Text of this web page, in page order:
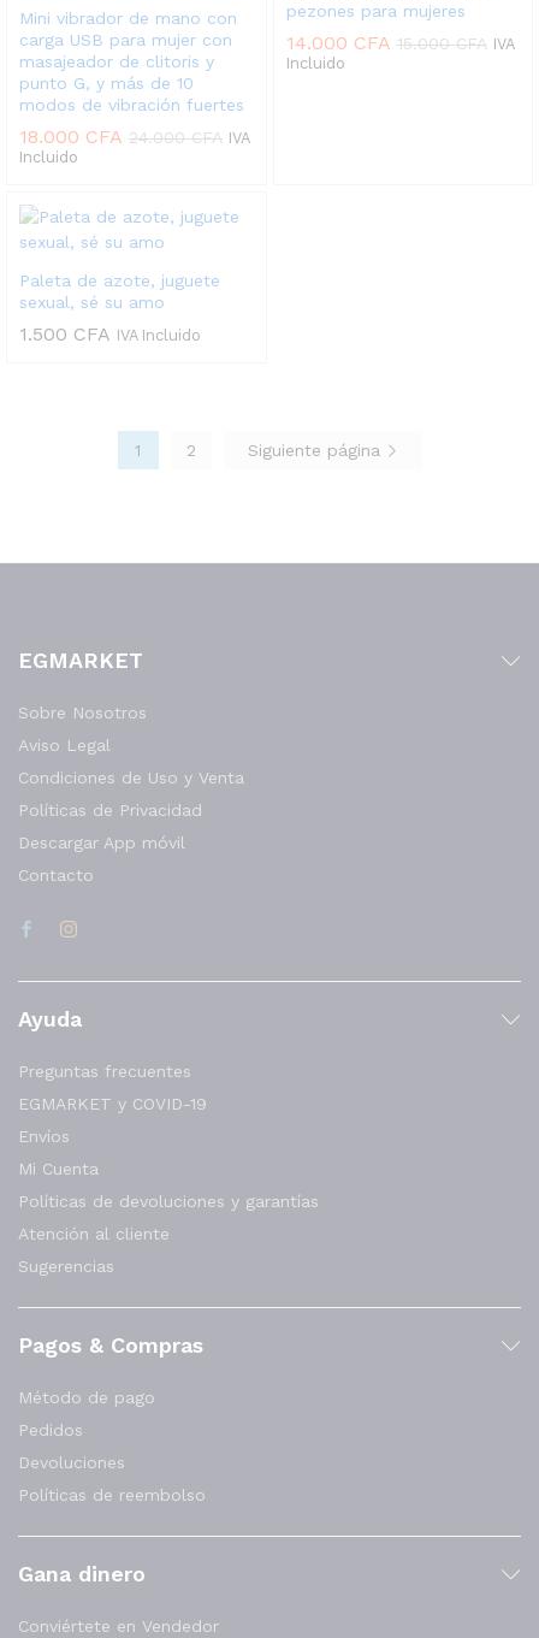
Mini vibrador de mano con
carga USB para mujer con
masajeador de clitoris y
punto G, y más de 10
modos de vibración fuertes
18.000 CFA 24.000CFA IVA
Incluido
pezones para mujeres
14.000 CFA 15.000CFA IVA
Incluido
Paleta de azote, juguete
sexual, sé su amo
1.500 CFA IVA Incluido
1 2 Siguiente página
EGMARKET
Sobre Nosotros
Aviso Legal
Condiciones de Uso y Venta
Políticas de Privacidad
Descargar App móvil
Contacto
Ayuda
Preguntas frecuentes
EGMARKET y COVID-19
Envíos
Mi Cuenta
Políticas de devoluciones y garantías
Atención al cliente
Sugerencias
Pagos & Compras
Método de pago
Pedidos
Devoluciones
Políticas de reembolso
Gana dinero
Conviértete en Vendedor